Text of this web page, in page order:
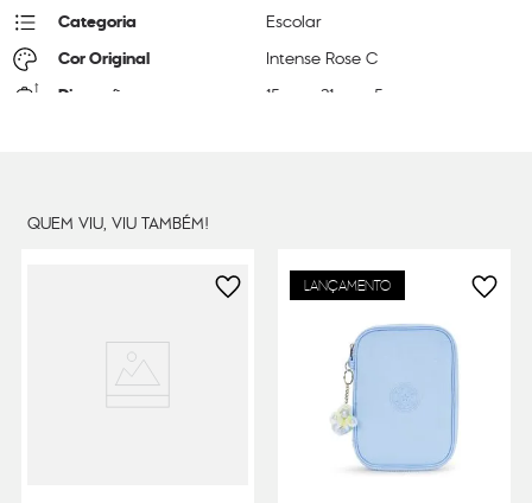
Categoria Escolar
Cor Original Intense Rose C
Dimensões 15 21 5
QUEM VIU, VIU TAMBÉM!
LANÇAMENTO